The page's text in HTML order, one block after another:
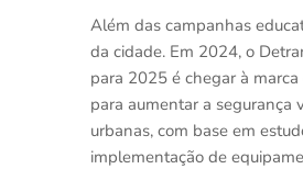
Além das campanhas
da cidade. Em 2024, o
para 2025 é chegar à
para aumentar a segurança
urbanas, com base em
implementação de